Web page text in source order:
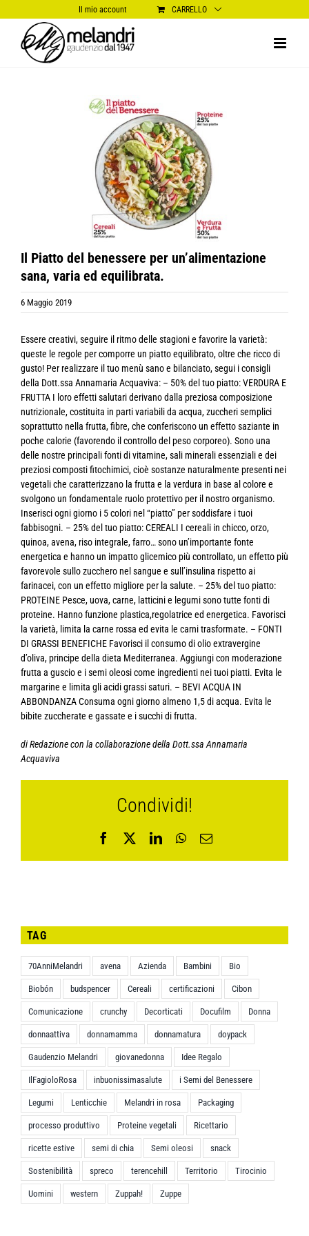
al
contenuto
Il mio account CARRELLO
Il Piatto del benessere per un’alimentazione
sana, varia ed equilibrata.
6 Maggio 2019
Essere creativi, seguire il ritmo delle stagioni e favorire la varietà:
queste le regole per comporre un piatto equilibrato, oltre che ricco di
gusto! Per realizzare il tuo menù sano e bilanciato, segui i consigli
della Dott.ssa Annamaria Acquaviva: – 50% del tuo piatto: VERDURA E
FRUTTA I loro effetti salutari derivano dalla preziosa composizione
nutrizionale, costituita in parti variabili da acqua, zuccheri semplici
soprattutto nella frutta, fibre, che conferiscono un effetto saziante in
poche calorie (favorendo il controllo del peso corporeo). Sono una
delle nostre principali fonti di vitamine, sali minerali essenziali e dei
preziosi composti fitochimici, cioè sostanze naturalmente presenti nei
vegetali che caratterizzano la frutta e la verdura in base al colore e
svolgono un fondamentale ruolo protettivo per il nostro organismo.
Inserisci ogni giorno i 5 colori nel “piatto” per soddisfare i tuoi
fabbisogni. – 25% del tuo piatto: CEREALI I cereali in chicco, orzo,
quinoa, avena, riso integrale, farro… sono un’importante fonte
energetica e hanno un impatto glicemico più controllato, un effetto più
favorevole sullo zucchero nel sangue e sull’insulina rispetto ai
farinacei, con un effetto migliore per la salute. – 25% del tuo piatto:
PROTEINE Pesce, uova, carne, latticini e legumi sono tutte fonti di
proteine. Hanno funzione plastica,regolatrice ed energetica. Favorisci
la varietà, limita la carne rossa ed evita le carni trasformate. – FONTI
DI GRASSI BENEFICHE Favorisci il consumo di olio extravergine
d’oliva, principe della dieta Mediterranea. Aggiungi con moderazione
frutta a guscio e i semi oleosi come ingredienti nei tuoi piatti. Evita le
margarine e limita gli acidi grassi saturi. – BEVI ACQUA IN
ABBONDANZA Consuma ogni giorno almeno 1,5 di acqua. Evita le
bibite zuccherate e gassate e i succhi di frutta.
di Redazione con la collaborazione della Dott.ssa Annamaria
Acquaviva
Condividi!
Facebook
X LinkedInWhatsApp
Email
TAG
70AnniMelandri avena Azienda Bambini Bio
Biobón budspencer Cereali certificazioni Cibon
Comunicazione crunchy Decorticati Docufilm Donna
donnaattiva donnamamma donnamatura doypack
Gaudenzio Melandri giovanedonna Idee Regalo
IlFagioloRosa inbuonissimasalute i Semi del Benessere
Legumi Lenticchie Melandri in rosa Packaging
processo produttivo Proteine vegetali Ricettario
ricette estive semi di chia Semi oleosi snack
Sostenibilità spreco terencehill Territorio Tirocinio
Uomini western Zuppah! Zuppe